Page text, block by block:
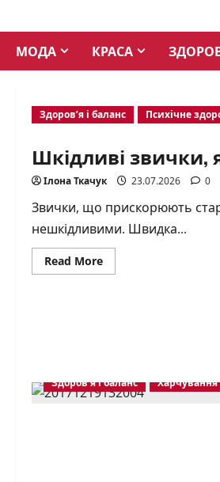
to
content
МОДА КРАСА
Здоров’я і баланс Психічне
Шкідливі звички,
Ілона Ткачук 23.07.2026 0
Звички, що прискорюють
нешкідливими. Швидка...
Read MoreRead
more
Здоров’я і баланс Харчування